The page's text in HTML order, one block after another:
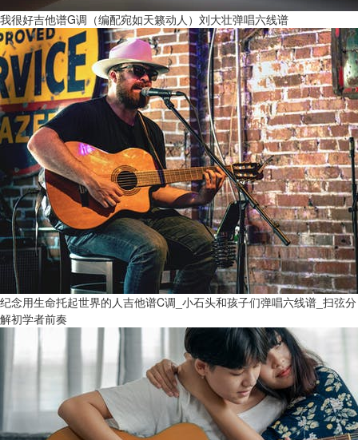
我很好吉他谱G调（编配宛如天籁动人）刘大壮弹唱六线谱
纪念用生命托起世界的人吉他谱C调_小石头和孩子们弹唱六线谱_扫弦分
解初学者前奏